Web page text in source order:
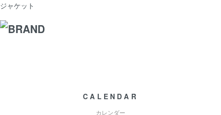
ジャケット
CALENDAR
カレンダー